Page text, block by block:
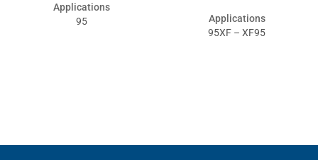
Applications
95
Applications
95XF – XF95